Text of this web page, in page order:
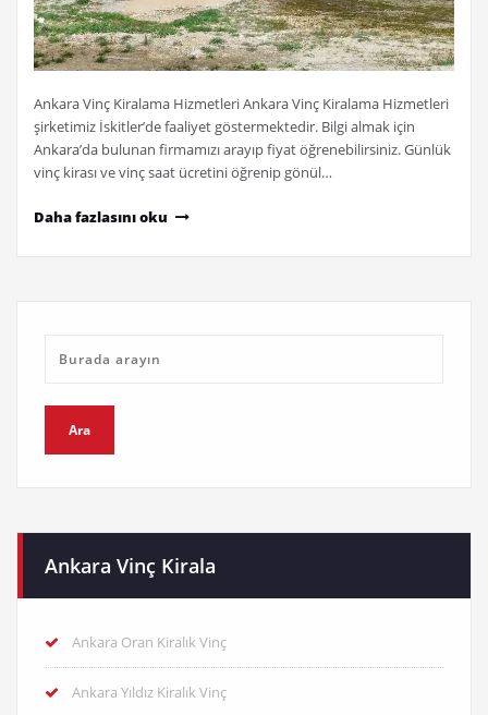
Ankara Vinç Kiralama Hizmetleri Ankara Vinç Kiralama Hizmetleri
şirketimiz İskitler’de faaliyet göstermektedir. Bilgi almak için
Ankara’da bulunan firmamızı arayıp fiyat öğrenebilirsiniz. Günlük
vinç kirası ve vinç saat ücretini öğrenip gönül…
Daha fazlasını oku
Ankara Vinç Kirala
Ankara Oran Kiralık Vinç
Ankara Yıldız Kiralık Vinç